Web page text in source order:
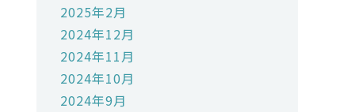
2025年2月
2024年12月
2024年11月
2024年10月
2024年9月